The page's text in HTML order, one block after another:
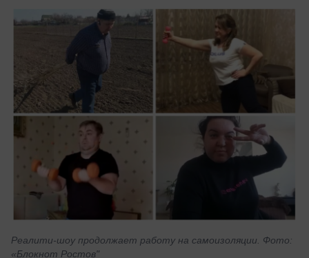
Реалити-шоу продолжает работу на самоизоляции. Фото:
«Блокнот Ростов"